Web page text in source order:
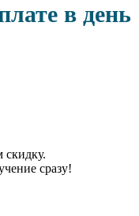
в день
скидку.
сразу!